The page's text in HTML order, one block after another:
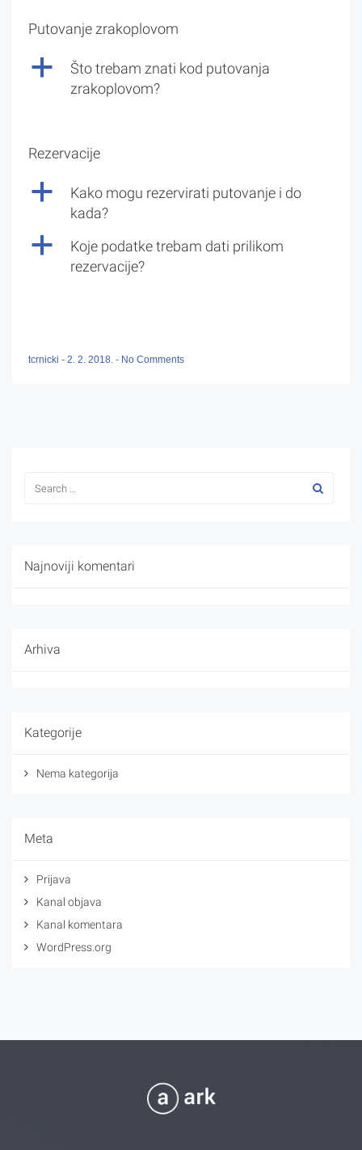
Putovanje zrakoplovom
a
Što trebam znati kod putovanja
zrakoplovom?
Rezervacije
a
Kako mogu rezervirati putovanje i do
kada?
a
Koje podatke trebam dati prilikom
rezervacije?
tcrnicki - 2. 2. 2018. - No Comments
Najnoviji komentari
Arhiva
Kategorije
Nema kategorija
Meta
Prijava
Kanal objava
Kanal komentara
WordPress.org